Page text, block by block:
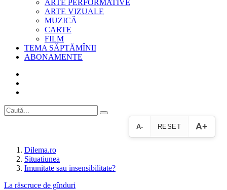
ARTE PERFORMATIVE
ARTE VIZUALE
MUZICĂ
CARTE
FILM
TEMA SĂPTĂMÎNII
ABONAMENTE
A- RESET A+
Dilema.ro
Situatiunea
Imunitate sau insensibilitate?
La răscruce de gînduri